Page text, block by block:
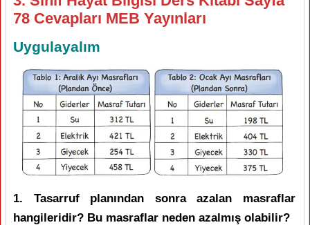
78 Cevapları MEB Yayınları
Uygulayalım
1. Tasarruf planından sonra azalan masraflar
hangileridir? Bu masraflar neden azalmış olabilir?